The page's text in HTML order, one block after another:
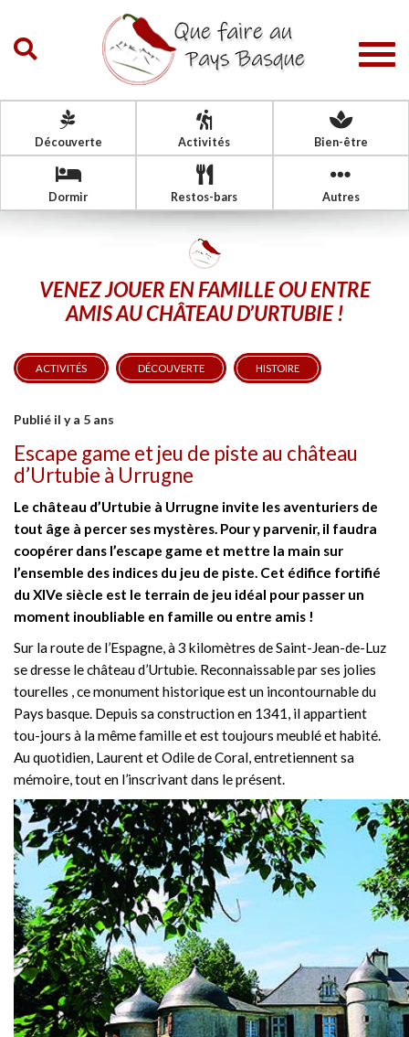
Découverte Activités Bien-être
Dormir Restos-bars Autres
VENEZ JOUER EN FAMILLE OU ENTRE
AMIS AU CHÂTEAU D’URTUBIE !
ACTIVITÉS DÉCOUVERTE HISTOIRE
Publié il y a 5 ans
Escape game et jeu de piste au château
d’Urtubie à Urrugne
Le château d’Urtubie à Urrugne invite les aventuriers de
tout âge à percer ses mystères. Pour y parvenir, il faudra
coopérer dans l’escape game et mettre la main sur
l’ensemble des indices du jeu de piste. Cet édifice fortifié
du XIVe siècle est le terrain de jeu idéal pour passer un
moment inoubliable en famille ou entre amis !
Sur la route de l’Espagne, à 3 kilomètres de Saint-Jean-de-Luz
se dresse le château d’Urtubie. Reconnaissable par ses jolies
tourelles , ce monument historique est un incontournable du
Pays basque. Depuis sa construction en 1341, il appartient
tou-jours à la même famille et est toujours meublé et habité.
Au quotidien, Laurent et Odile de Coral, entretiennent sa
mémoire, tout en l’inscrivant dans le présent.